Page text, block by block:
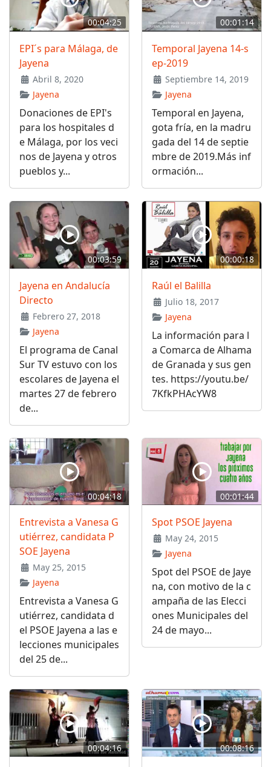
00:04:25
EPI´s para Málaga, de
Jayena
Abril 8, 2020
Jayena
Donaciones de EPI's
para los hospitales d
e Málaga, por los veci
nos de Jayena y otros
pueblos y...
00:01:14
Temporal Jayena 14-s
ep-2019
Septiembre 14, 2019
Jayena
Temporal en Jayena,
gota fría, en la madru
gada del 14 de septie
mbre de 2019.Más inf
ormación...
00:03:59
Jayena en Andalucía
Directo
Febrero 27, 2018
Jayena
El programa de Canal
Sur TV estuvo con los
escolares de Jayena el
martes 27 de febrero
de...
00:00:18
Raúl el Balilla
Julio 18, 2017
Jayena
La información para l
a Comarca de Alhama
de Granada y sus gen
tes. https://youtu.be/
7KfkPHAcYW8
00:04:18
Entrevista a Vanesa G
utiérrez, candidata P
SOE Jayena
May 25, 2015
Jayena
Entrevista a Vanesa G
utiérrez, candidata d
el PSOE Jayena a las e
lecciones municipales
del 25 de...
00:01:44
Spot PSOE Jayena
May 24, 2015
Jayena
Spot del PSOE de Jaye
na, con motivo de la c
ampaña de las Elecci
ones Municipales del
24 de mayo...
00:04:16 00:08:16